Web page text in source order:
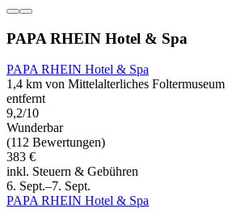
PAPA RHEIN Hotel & Spa
PAPA RHEIN Hotel & Spa
1,4 km von Mittelalterliches
entfernt
9,2/10
Wunderbar
(112 Bewertungen)
383 €
inkl. Steuern & Gebühren
6. Sept.–7. Sept.
PAPA RHEIN Hotel & Spa